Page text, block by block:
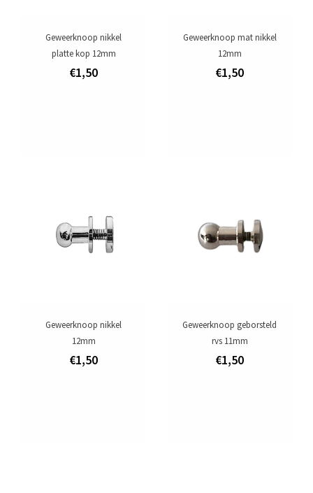
Geweerknoop nikkel
platte kop 12mm
€1,50
Geweerknoop mat nikkel
12mm
€1,50
Geweerknoop nikkel
12mm
€1,50
Geweerknoop geborsteld
rvs 11mm
€1,50